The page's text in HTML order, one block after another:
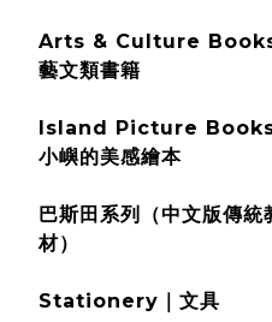
Arts & Culture Books
藝文類書籍
Island Picture Books
小嶼的美感繪本
巴斯田系列（中文版傳統
材）
Stationery｜文具